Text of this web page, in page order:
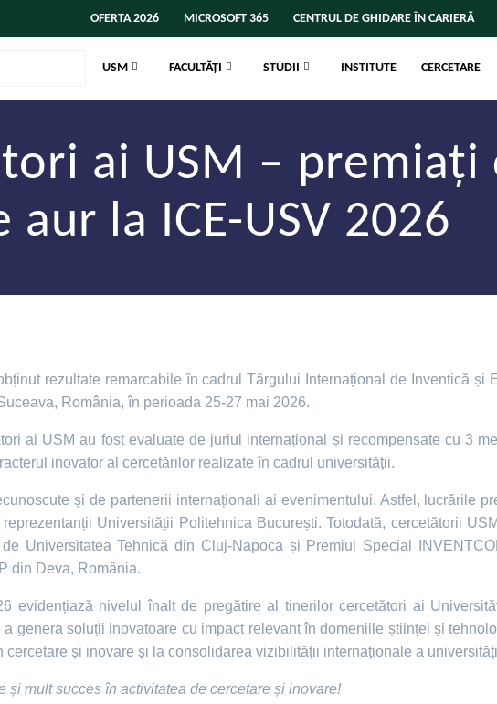
OFERTA 2026 MICROSOFT 365 CENTRUL DE GHIDARE ÎN CARIERĂ
USM FACULTĂȚI STUDII INSTITUTE CERCETARE
ai USM – premiați
aur la ICE-USV 2026
rezultate remarcabile în cadrul Târgului Internațional de Inventică și
România, în perioada 25-27 mai 2026.
ai USM au fost evaluate de juriul internațional și recompensate cu 3
inovator al cercetărilor realizate în cadrul universității.
și de partenerii internaționali ai evenimentului. Astfel, lucrările
Universității Politehnica București. Totodată, cercetătorii
Universitatea Tehnică din Cluj-Napoca și Premiul Special
din Deva, România.
evidențiază nivelul înalt de pregătire al tinerilor cercetători ai
genera soluții inovatoare cu impact relevant în domeniile științei și
și inovare și la consolidarea vizibilității internaționale a
și mult succes în activitatea de cercetare și inovare!